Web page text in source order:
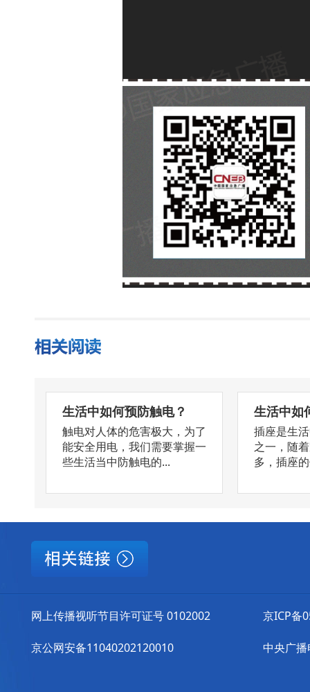
生活中如何预防触电？
触电对人体的危害极大，为了
能安全用电，我们需要掌握一
些生活当中防触电的...
生活中如
插座是生
之一，随
多，插座
网上传播视听节目许可证号 0102002
京公网安备11040202120010
京ICP备
中央广